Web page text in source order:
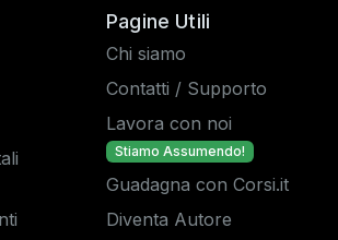
Pagine Utili
Chi siamo
Contatti / Supporto
Lavora con noi
Stiamo Assumendo!
Guadagna con Corsi.it
Diventa Autore